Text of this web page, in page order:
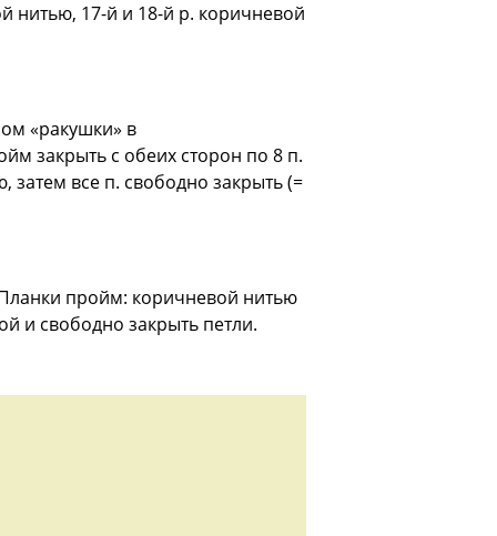
нитью, 17-й и 18-й р. коричневой
«ракушки» в
закрыть с обеих сторон по 8 п.
затем все п. свободно закрыть (=
пройм: коричневой нитью
и свободно закрыть петли.